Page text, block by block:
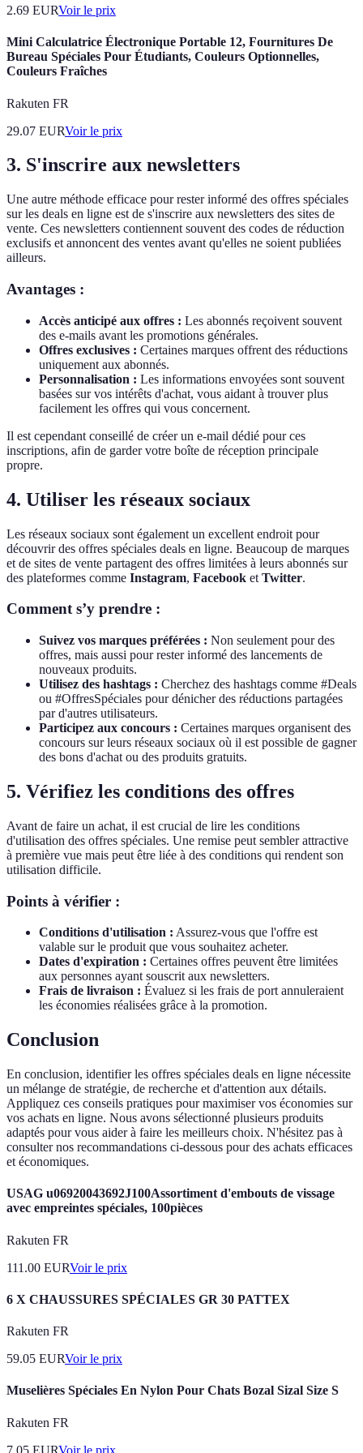
2.69 EURVoir le prix
Mini Calculatrice Électronique Portable 12, Fournitures De
Bureau Spéciales Pour Étudiants, Couleurs Optionnelles,
Couleurs Fraîches
Rakuten FR
29.07 EURVoir le prix
3. S'inscrire aux newsletters
Une autre méthode efficace pour rester informé des offres spéciales
sur les deals en ligne est de s'inscrire aux newsletters des sites de
vente. Ces newsletters contiennent souvent des codes de réduction
exclusifs et annoncent des ventes avant qu'elles ne soient publiées
ailleurs.
Avantages :
Accès anticipé aux offres : Les abonnés reçoivent souvent
des e-mails avant les promotions générales.
Offres exclusives : Certaines marques offrent des réductions
uniquement aux abonnés.
Personnalisation : Les informations envoyées sont souvent
basées sur vos intérêts d'achat, vous aidant à trouver plus
facilement les offres qui vous concernent.
Il est cependant conseillé de créer un e-mail dédié pour ces
inscriptions, afin de garder votre boîte de réception principale
propre.
4. Utiliser les réseaux sociaux
Les réseaux sociaux sont également un excellent endroit pour
découvrir des offres spéciales deals en ligne. Beaucoup de marques
et de sites de vente partagent des offres limitées à leurs abonnés sur
des plateformes comme Instagram, Facebook et Twitter.
Comment s’y prendre :
Suivez vos marques préférées : Non seulement pour des
offres, mais aussi pour rester informé des lancements de
nouveaux produits.
Utilisez des hashtags : Cherchez des hashtags comme #Deals
ou #OffresSpéciales pour dénicher des réductions partagées
par d'autres utilisateurs.
Participez aux concours : Certaines marques organisent des
concours sur leurs réseaux sociaux où il est possible de gagner
des bons d'achat ou des produits gratuits.
5. Vérifiez les conditions des offres
Avant de faire un achat, il est crucial de lire les conditions
d'utilisation des offres spéciales. Une remise peut sembler attractive
à première vue mais peut être liée à des conditions qui rendent son
utilisation difficile.
Points à vérifier :
Conditions d'utilisation : Assurez-vous que l'offre est
valable sur le produit que vous souhaitez acheter.
Dates d'expiration : Certaines offres peuvent être limitées
aux personnes ayant souscrit aux newsletters.
Frais de livraison : Évaluez si les frais de port annuleraient
les économies réalisées grâce à la promotion.
Conclusion
En conclusion, identifier les offres spéciales deals en ligne nécessite
un mélange de stratégie, de recherche et d'attention aux détails.
Appliquez ces conseils pratiques pour maximiser vos économies sur
vos achats en ligne. Nous avons sélectionné plusieurs produits
adaptés pour vous aider à faire les meilleurs choix. N'hésitez pas à
consulter nos recommandations ci-dessous pour des achats efficaces
et économiques.
USAG u06920043692J100Assortiment d'embouts de vissage
avec empreintes spéciales, 100pièces
Rakuten FR
111.00 EURVoir le prix
6 X CHAUSSURES SPÉCIALES GR 30 PATTEX
Rakuten FR
59.05 EURVoir le prix
Muselières Spéciales En Nylon Pour Chats Bozal Sizal Size S
Rakuten FR
7.05 EURVoir le prix